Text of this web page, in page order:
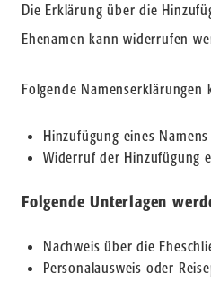
Die Erklärung über die
Ehenamen kann widerrufen
Folgende
Hinzufügung eines
Widerruf der Hinzufügung
Folgende Unterlagen
Nachweis über die
Personalausweis oder